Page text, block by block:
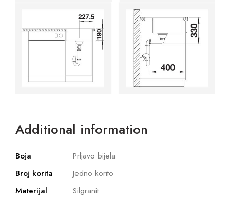
Additional information
Boja
Prljavo bijela
Broj korita
Jedno korito
Materijal
Silgranit